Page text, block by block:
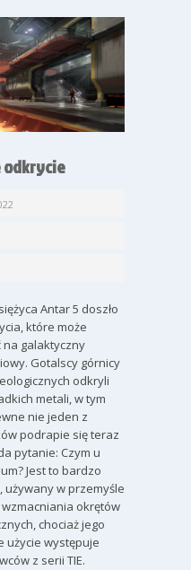
odkrycie
Antar 5 doszło
które może
na galaktyczny
Gotalscy górnicy
odkryli
metali, w tym
nie jeden z
podrapie się teraz
pytanie: Czym u
Jest to bardzo
używany w przemyśle
okrętów
chociaż jego
użycie występuje
z serii TIE.